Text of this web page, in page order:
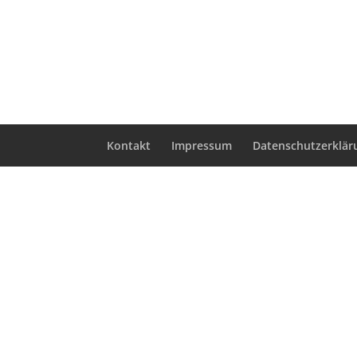
Kontakt Impressum